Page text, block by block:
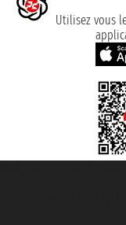
Utilisez vous